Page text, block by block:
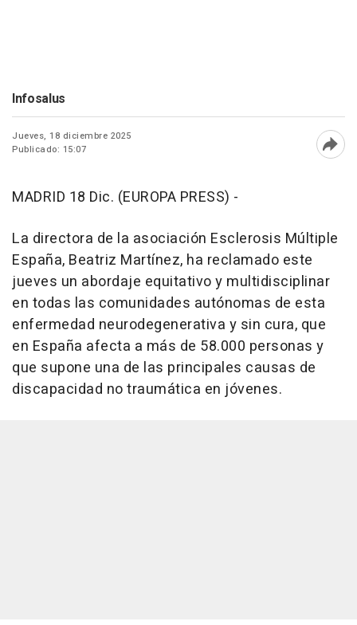
Infosalus
Jueves, 18 diciembre 2025
Publicado: 15:07
MADRID 18 Dic. (EUROPA PRESS) -
La directora de la asociación Esclerosis Múltiple
España, Beatriz Martínez, ha reclamado este
jueves un abordaje equitativo y multidisciplinar
en todas las comunidades autónomas de esta
enfermedad neurodegenerativa y sin cura, que
en España afecta a más de 58.000 personas y
que supone una de las principales causas de
discapacidad no traumática en jóvenes.